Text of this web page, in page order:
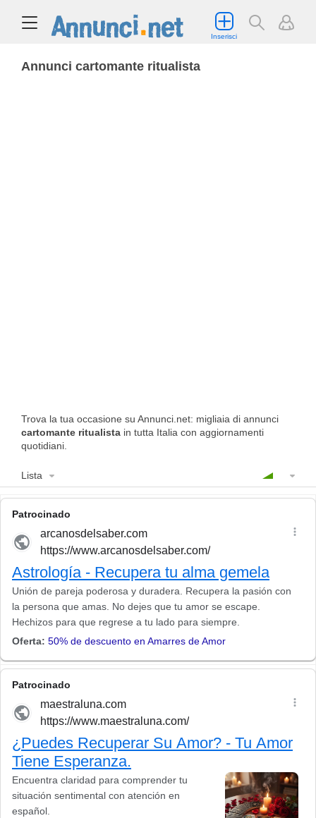
Inserisci
Annunci cartomante ritualista
Trova la tua occasione su Annunci.net: migliaia di annunci
cartomante ritualista in tutta Italia con aggiornamenti
quotidiani.
Lista